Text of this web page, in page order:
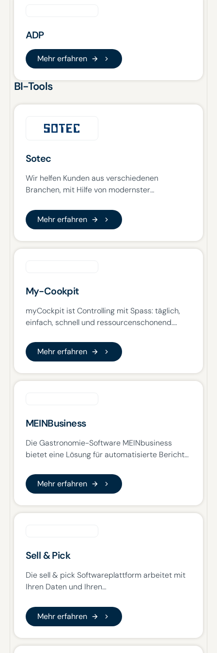
ADP
Mehr erfahren
Mehr erfahren
BI-Tools
Sotec
Wir helfen Kunden aus verschiedenen
Branchen, mit Hilfe von modernster
Transformation zu erreichen, um dadurch
Prozesse zu verbessern, Ressourcen zu sparen
Umfeld auch zukünftig erfolgreich zu sein.
Mehr erfahren
Mehr erfahren
My-Cookpit
myCockpit ist Controlling mit Spass: täglich,
einfach, schnell und ressourcenschonend.
Arbeit der Zentrale und die der
Partnermanager zu vereinfachen und
Geschäftssituation dazustellen.
Mehr erfahren
Mehr erfahren
MEINBusiness
Die Gastronomie-Software MEINbusiness
bietet eine Lösung für automatisierte Berichte
verschiedene Funktionen wie ERP,
Warenwirtschaft und BI-Tool und ermöglicht
für die Gastronomie.
Mehr erfahren
Mehr erfahren
Sell & Pick
Die sell & pick Softwareplattform arbeitet mit
Ihren Daten und Ihren
Sie Ihre Umsatzdaten aus dem Kassensystem
mit weiteren Big Data Datensätzen aus bspw.
Warenwirtschaftssystem oder auch externen
Mehr erfahren
Mehr erfahren